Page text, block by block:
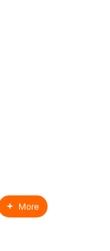
More